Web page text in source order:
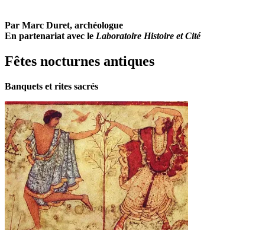
Par Marc Duret, archéologue
En partenariat avec le Laboratoire Histoire et Cité
Fêtes nocturnes antiques
Banquets et rites sacrés